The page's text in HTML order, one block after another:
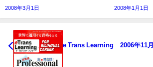
2008年3月1日 2008年1月1日
e Trans Learning 2006年11月